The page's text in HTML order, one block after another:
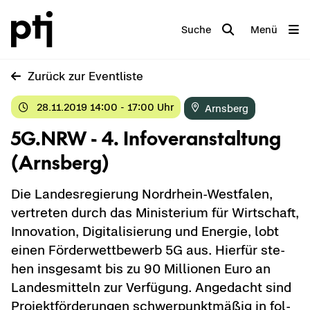
Suche Menü
Zu­rück zur Event­lis­te
28.11.2019 14:00 - 17:00 Uhr Arns­berg
5G.NRW - 4. In­fo­ver­an­stal­tung
(Arns­berg)
Die Lan­des­re­gie­rung Nordrhein-​Westfalen,
ver­tre­ten durch das Mi­nis­te­ri­um für Wirt­schaft,
In­no­va­ti­on, Di­gi­ta­li­sie­rung und En­er­gie, lobt
einen För­der­wett­be­werb 5G aus. Hier­für ste­
hen ins­ge­samt bis zu 90 Mil­lio­nen Euro an
Lan­des­mit­teln zur Ver­fü­gung. An­ge­dacht sind
Pro­jekt­för­de­run­gen schwer­punkt­mä­ßig in fol­